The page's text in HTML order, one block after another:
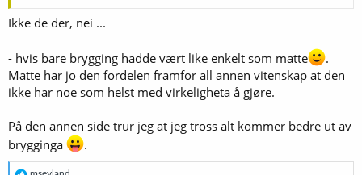
Ikke de der, nei ...
- hvis bare brygging hadde vært like enkelt som matte
.
Matte har jo den fordelen framfor all annen vitenskap at den
ikke har noe som helst med virkeligheta å gjøre.
På den annen side trur jeg at jeg tross alt kommer bedre ut av
brygginga
.
R